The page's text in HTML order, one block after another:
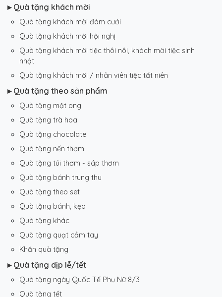
▸ Quà tặng khách mời
Quà tặng khách mời đám cưới
Quà tặng khách mời hội nghị
Quà tặng khách mời tiệc thôi nôi, khách mời tiệc sinh
nhật
Quà tặng khách mời / nhân viên tiệc tất niên
▸ Quà tặng theo sản phẩm
Quà tặng mật ong
Quà tặng trà hoa
Quà tặng chocolate
Quà tặng nến thơm
Quà tặng túi thơm - sáp thơm
Quà tặng bánh trung thu
Quà tặng theo set
Quà tặng bánh, kẹo
Quà tặng khác
Quà tặng quạt cầm tay
Khăn quà tặng
▸ Quà tặng dịp lễ/tết
Quà tặng ngày Quốc Tế Phụ Nữ 8/3
Quà tặng tết